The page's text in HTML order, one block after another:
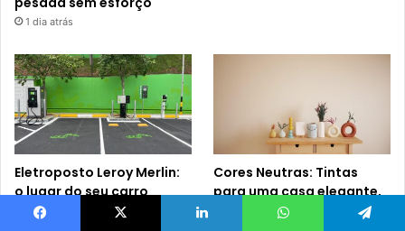
1 dia atrás
Eletroposto Leroy Merlin:
o lugar do seu carro
elétrico e de tudo o que
Cores Neutras: Tintas
para uma casa elegante,
leve e acolhedora